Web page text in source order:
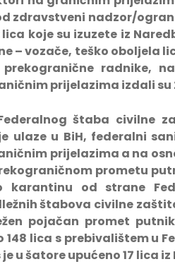
zdravstveni nadzor/
koje su izuzete iz
– vozače, teško
radnike,
prijelazima izdali su
štaba civilne
ulaze u BiH, federalni
prijelazima a na
prometu
karantinu od strane
štabova civilne
pojačan promet
lica s prebivalištem u
u šatore upućeno 17 lica iz